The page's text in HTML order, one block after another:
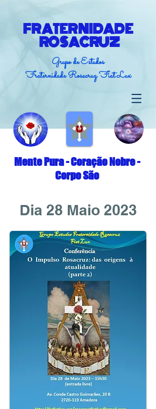
FRATERNIDADE
ROSACRUZ
Grupo de Estudos
Fraternidade Rosacruz Fiat Lux
Mente Pura - Coração Nobre -
Corpo São
Dia 28 Maio 2023